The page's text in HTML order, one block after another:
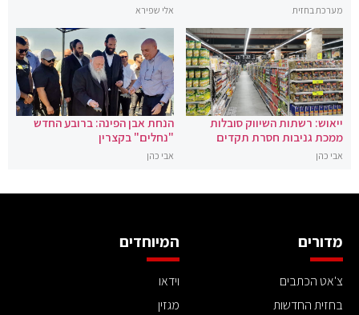
מערכת בחזית אלי שפירא
ייאוש: רשתות השיווק סובלות
ממכת גניבות חסרת תקדים
אבי כהן
הנחת אבן הפינה: ברובע החדש
"נחלים" בקצרין
אבי כהן
מדורים
צ'אט הכתבים
בחזית החדשות
המיוחדים
וידאו
מגזין